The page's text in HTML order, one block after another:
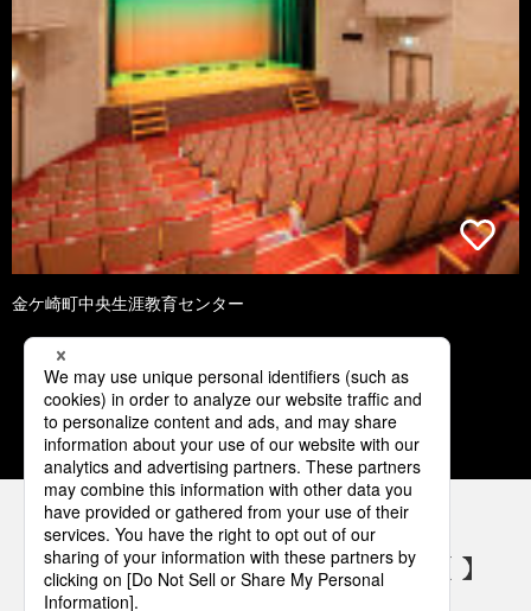
金ケ崎町中央生涯教育センター
1 2 3 4 5
パナソニックの電気設備 SNSアカウント